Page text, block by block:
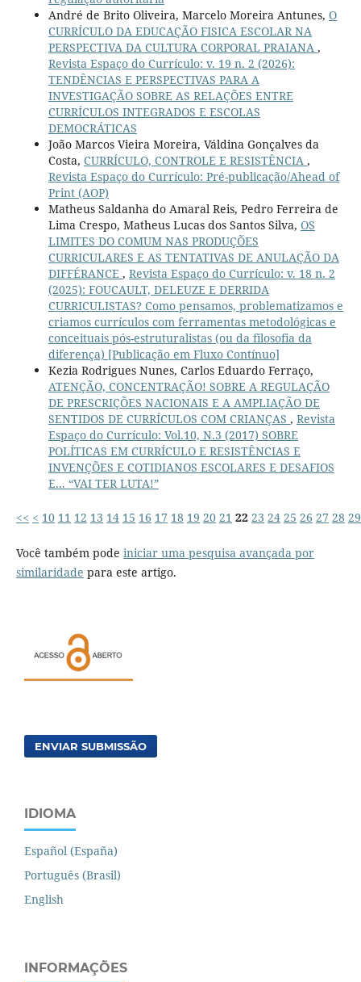
André de Brito Oliveira, Marcelo Moreira Antunes, O
CURRÍCULO DA EDUCAÇÃO FISICA ESCOLAR NA
PERSPECTIVA DA CULTURA CORPORAL PRAIANA ,
Revista Espaço do Currículo: v. 19 n. 2 (2026):
TENDÊNCIAS E PERSPECTIVAS PARA A
INVESTIGAÇÃO SOBRE AS RELAÇÕES ENTRE
CURRÍCULOS INTEGRADOS E ESCOLAS
DEMOCRÁTICAS
João Marcos Vieira Moreira, Váldina Gonçalves da
Costa, CURRÍCULO, CONTROLE E RESISTÊNCIA ,
Revista Espaço do Currículo: Pré-publicação/Ahead of
Print (AOP)
Matheus Saldanha do Amaral Reis, Pedro Ferreira de
Lima Crespo, Matheus Lucas dos Santos Silva, OS
LIMITES DO COMUM NAS PRODUÇÕES
CURRICULARES E AS TENTATIVAS DE ANULAÇÃO DA
DIFFÉRANCE , Revista Espaço do Currículo: v. 18 n. 2
(2025): FOUCAULT, DELEUZE E DERRIDA
CURRICULISTAS? Como pensamos, problematizamos e
criamos currículos com ferramentas metodológicas e
conceituais pós-estruturalistas (ou da filosofia da
diferença) [Publicação em Fluxo Contínuo]
Kezia Rodrigues Nunes, Carlos Eduardo Ferraço,
ATENÇÃO, CONCENTRAÇÃO! SOBRE A REGULAÇÃO
DE PRESCRIÇÕES NACIONAIS E A AMPLIAÇÃO DE
SENTIDOS DE CURRÍCULOS COM CRIANÇAS , Revista
Espaço do Currículo: Vol.10, N.3 (2017) SOBRE
POLÍTICAS EM CURRÍCULO E RESISTÊNCIAS E
INVENÇÕES E COTIDIANOS ESCOLARES E DESAFIOS
E... “VAI TER LUTA!”
<< < 10 11 12 13 14 15 16 17 18 19 20 21 22 23 24 25 26 27 28 29
Você também pode iniciar uma pesquisa avançada por
similaridade para este artigo.
ENVIAR SUBMISSÃO
IDIOMA
Español (España)
Português (Brasil)
English
INFORMAÇÕES